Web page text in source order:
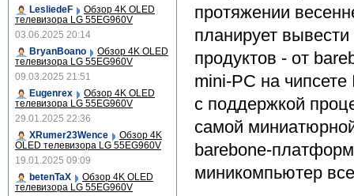
протяжении
планирует
продуктов - от
mini-PC на
с поддержкой
самой
barebone-
миникомпьютер
LesliedeF
Обзор 4K OLED
телевизора LG 55EG960V
03.06.2025 20:14
BryanBoano
Обзор 4K OLED
телевизора LG 55EG960V
09.03.2025 21:51
Eugenrex
Обзор 4K OLED
телевизора LG 55EG960V
29.01.2025 22:36
XRumer23Wence
Обзор 4K
OLED телевизора LG 55EG960V
19.01.2025 09:09
betenTaX
Обзор 4K OLED
телевизора LG 55EG960V